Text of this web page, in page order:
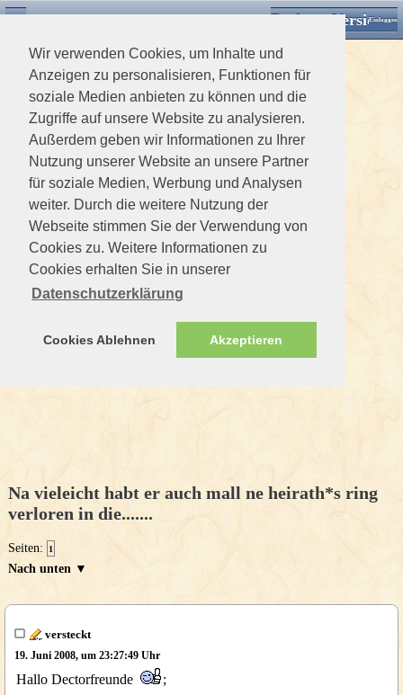
Wir verwenden Cookies, um Inhalte und
Anzeigen zu personalisieren, Funktionen für
soziale Medien anbieten zu können und die
Zugriffe auf unsere Website zu analysieren.
Außerdem geben wir Informationen zu Ihrer
Nutzung unserer Website an unsere Partner
für soziale Medien, Werbung und Analysen
weiter. Durch die weitere Nutzung der
Webseite stimmen Sie der Verwendung von
Cookies zu. Weitere Informationen zu
Cookies erhalten Sie in unserer
Datenschutzerklärung
Cookies Ablehnen Akzeptieren
Desktop VersionEinloggen
Na vieleicht habt er auch mall ne heirath*s ring
verloren in die.......
Seiten: 1
Nach unten ▼
versteckt
19. Juni 2008, um 23:27:49 Uhr
Hallo Dectorfreunde ;